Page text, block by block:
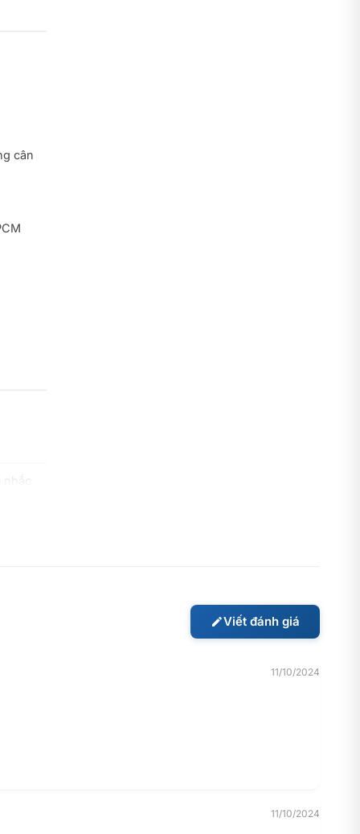
cân
mà
Viết đánh giá
11/10/2024
11/10/2024